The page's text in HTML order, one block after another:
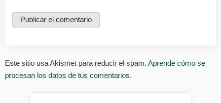
Este sitio usa Akismet para reducir el spam. Aprende cómo se
procesan los datos de tus comentarios.